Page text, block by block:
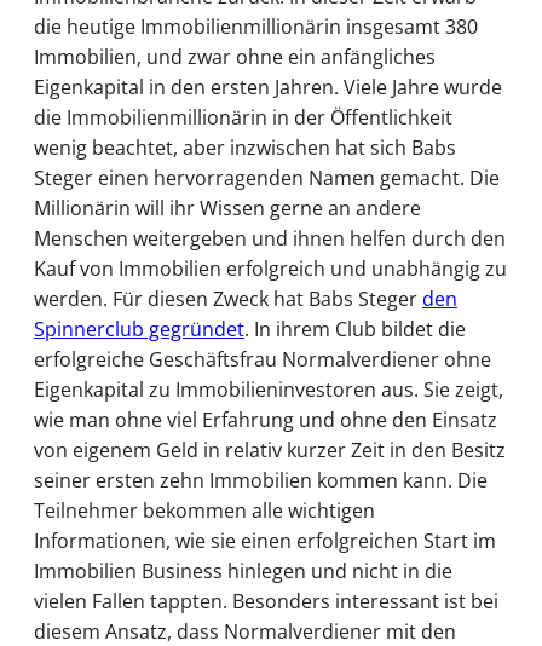
die heutige Immobilienmillionärin insgesamt 380
Immobilien, und zwar ohne ein anfängliches
Eigenkapital in den ersten Jahren. Viele Jahre wurde
die Immobilienmillionärin in der Öffentlichkeit
wenig beachtet, aber inzwischen hat sich Babs
Steger einen hervorragenden Namen gemacht. Die
Millionärin will ihr Wissen gerne an andere
Menschen weitergeben und ihnen helfen durch den
Kauf von Immobilien erfolgreich und unabhängig zu
werden. Für diesen Zweck hat Babs Stegerden
Spinnerclub gegründet. In ihrem Club bildet die
erfolgreiche Geschäftsfrau Normalverdiener ohne
Eigenkapital zu Immobilieninvestoren aus. Sie zeigt,
wie man ohne viel Erfahrung und ohne den Einsatz
von eigenem Geld in relativ kurzer Zeit in den Besitz
seiner ersten zehn Immobilien kommen kann. Die
Teilnehmer bekommen alle wichtigen
Informationen, wie sie einen erfolgreichen Start im
Immobilien Business hinlegen und nicht in die
vielen Fallen tappten. Besonders interessant ist bei
diesem Ansatz, dass Normalverdiener mit den